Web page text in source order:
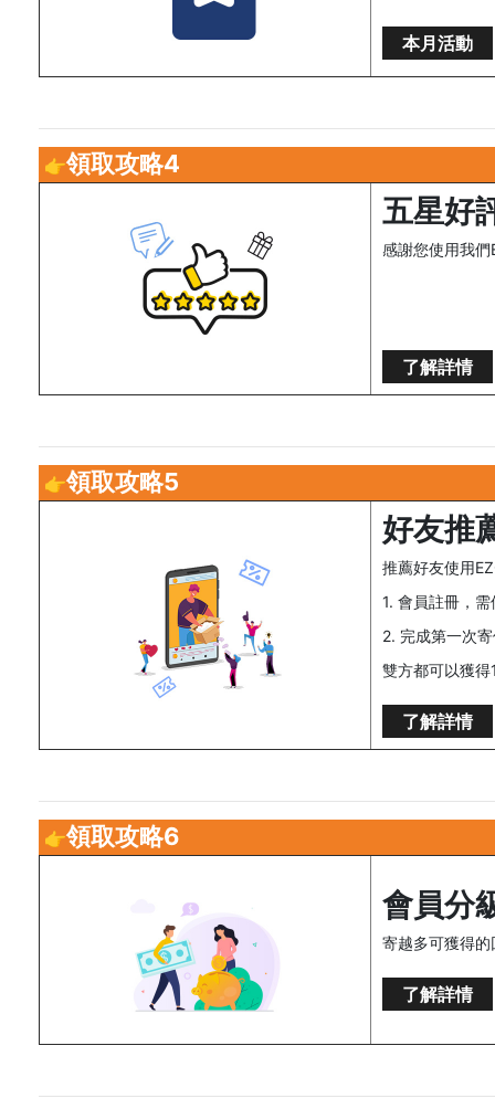
本月活動
👉領取攻略4
五星好
感謝您使用我
了解詳情
👉領取攻略5
好友推
推薦好友使用
1. 會員註冊，
2. 完成第一次
雙方都可以獲
了解詳情
👉領取攻略6
會員分
寄越多可獲得
了解詳情